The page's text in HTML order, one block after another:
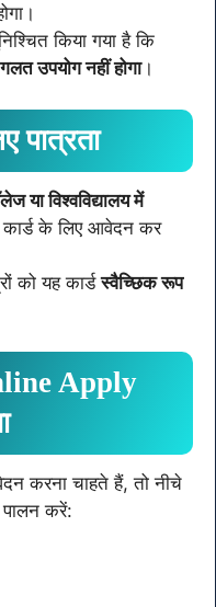
किया गया है कि
गलत उपयोग नहीं होगा।
पात्रता
या विश्वविद्यालय में
के लिए आवेदन कर
को यह कार्डस्वैच्छिक रूप
Apply
करना चाहते हैं, तो नीचे
करें: